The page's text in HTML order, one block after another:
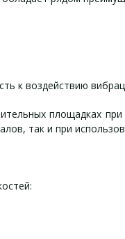
к воздействию
площадках
так и при